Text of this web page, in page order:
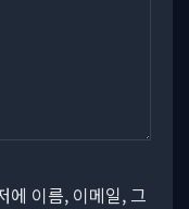
에 이름, 이메일, 그